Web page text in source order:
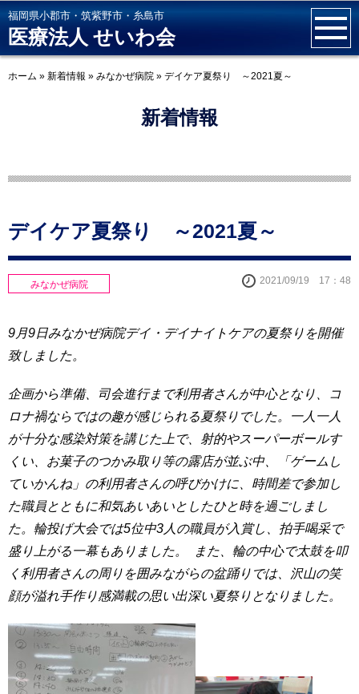
福岡県小郡市・筑紫野市・糸島市
医療法人 せいわ会
ホーム » 新着情報 » みなかぜ病院 » デイケア夏祭り ～2021夏～
新着情報
デイケア夏祭り ～2021夏～
みなかぜ病院 2021/09/19 17：48
9月9日みなかぜ病院デイ・デイナイトケアの夏祭りを開催
致しました。
企画から準備、司会進行まで利用者さんが中心となり、コ
ロナ禍ならではの趣が感じられる夏祭りでした。一人一人
が十分な感染対策を講じた上で、射的やスーパーボールす
くい、お菓子のつかみ取り等の露店が並ぶ中、「ゲームし
ていかんね」の利用者さんの呼びかけに、時間差で参加し
た職員とともに和気あいあいとしたひと時を過ごしまし
た。輪投げ大会では5位中3人の職員が入賞し、拍手喝采で
盛り上がる一幕もありました。 また、輪の中心で太鼓を叩
く利用者さんの周りを囲みながらの盆踊りでは、沢山の笑
顔が溢れ手作り感満載の思い出深い夏祭りとなりました。